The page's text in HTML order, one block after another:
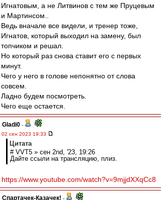
Игнатовым, а не Литвинов с тем же Пруцевым
и Мартинсом..
Ведь вначале все видели, и тренер тоже,
Игнатов, который выходил на замену, был
топчиком и решал.
Но который раз снова ставит его с первых
минут.
Чего у него в голове непонятно от слова
совсем.
Ладно будем посмотреть.
Чего еще остается.
Gladi0 -
02 сен 2023 19:33
Цитата
# VVT5 » сен 2nd, '23, 19:26
Дайте ссыли на трансляцию, плиз.
https://www.youtube.com/watch?v=9mjjdXXqCc8
Спартачек-Казачек! -